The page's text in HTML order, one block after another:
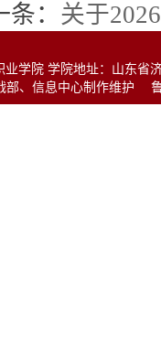
： 关于
学院 学院地址：山东省
部、信息中心制作维护